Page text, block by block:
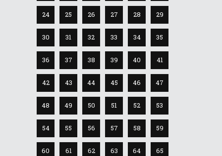
24 25 26 27 28 29
30 31 32 33 34 35
36 37 38 39 40 41
42 43 44 45 46 47
48 49 50 51 52 53
54 55 56 57 58 59
60 61 62 63 64 65